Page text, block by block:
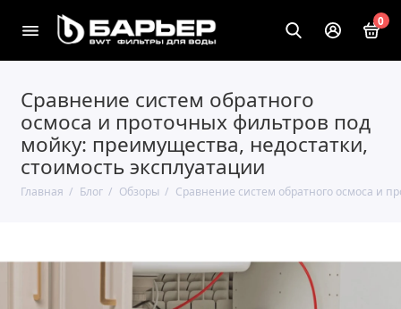
0
Сравнение систем обратного
осмоса и проточных фильтров под
мойку: преимущества, недостатки,
стоимость эксплуатации
Главная Блог Обзоры Сравнение систем обратного осмоса и